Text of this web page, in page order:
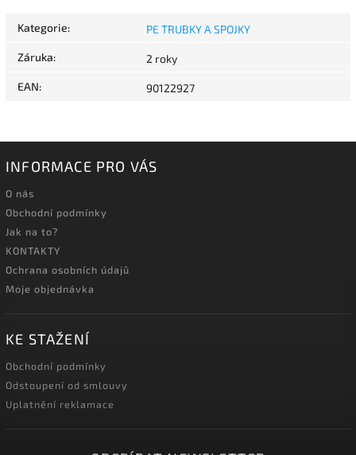
Kategorie: PE TRUBKY A SPOJKY
Záruka: 2 roky
EAN: 90122927
INFORMACE PRO VÁS
O nás
Obchodní podmínky
Jak na to?
KONTAKTY
Ochrana osobních údajů
Moje objednávka
KE STAŽENÍ
Obchodní podmínky
Odstoupení od smlouvy
Uplatnění reklamace